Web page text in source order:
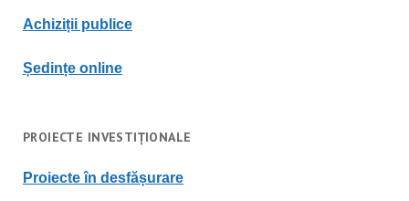
Achiziții publice
Ședințe online
PROIECTE INVESTIȚIONALE
Proiecte în desfășurare